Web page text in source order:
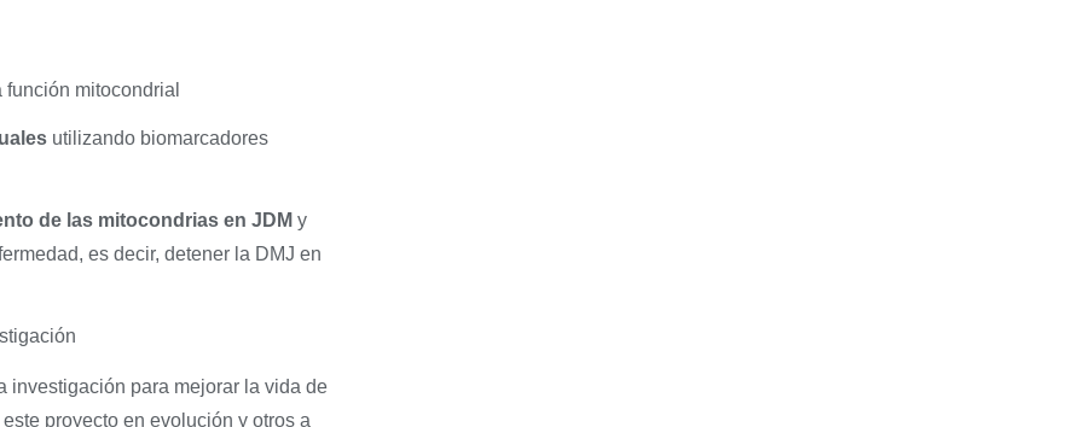
mitocondrial
utilizando biomarcadores
de las mitocondrias en JDM y
es decir, detener la DMJ en
investigación para mejorar la vida de
proyecto en evolución y otros a